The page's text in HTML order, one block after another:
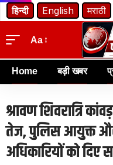
हिन्दी English मराठी
Aa
Home बड़ी खबर
श्रावण शिवरात्रि
तेज, पुलिस आयुक्त
अधिकारियों को दिए